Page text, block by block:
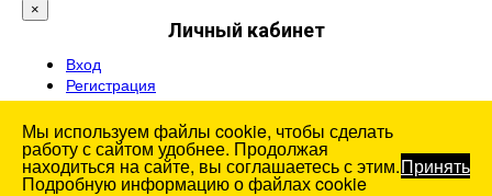
×
Личный кабинет
Вход
Регистрация
Мы используем файлы cookie, чтобы сделать
работу с сайтом удобнее. Продолжая
находиться на сайте, вы соглашаетесь с этим.
Подробную информацию о файлах cookie
Принять